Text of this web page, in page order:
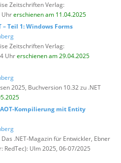
Zeitschriften Verlag:
Uhrerschienen am 11.04.2025
– Teil 1: Windows Forms
Zeitschriften Verlag:
Uhrerschienen am 29.04.2025
2025, Buchversion 10.32 zu .NET
Kompilierung mit Entity
.NET-Magazin für Entwickler, Ebner
Ulm 2025, 06-07/2025